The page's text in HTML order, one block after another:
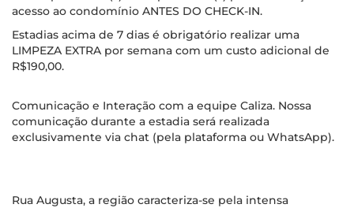
acesso ao condomínio ANTES DO CHECK-IN.
Estadias acima de 7 dias é obrigatório realizar uma
LIMPEZA EXTRA por semana com um custo adicional de
R$190,00.
Comunicação e Interação com a equipe Caliza. Nossa
comunicação durante a estadia será realizada
exclusivamente via chat (pela plataforma ou WhatsApp).
Rua Augusta, a região caracteriza-se pela intensa